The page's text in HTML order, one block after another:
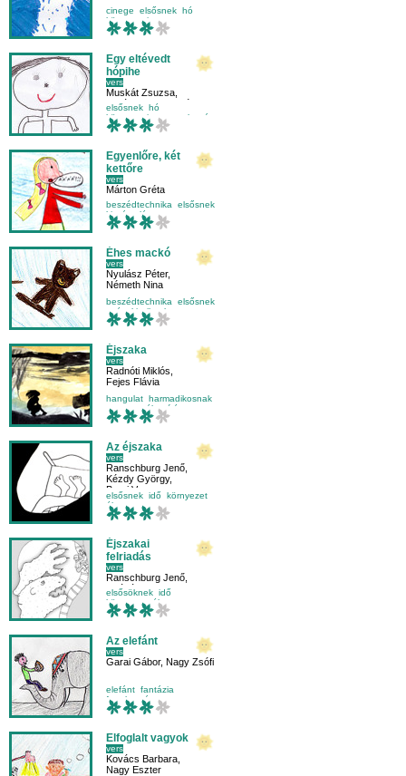
cinege elsősnek hó
környezetismeret
Egy eltévedt
hópihe
vers
Muskát Zsuzsa
Takács Luca
Pintér Alma
elsősnek hó
környezetismeret
olvasás
Egyenlőre, két
kettőre
vers
Márton Gréta
beszédtechnika
elsősnek
kiszámoló
mese-vers
Éhes mackó
vers
Nyulász Péter,
Németh Nina
beszédtechnika
elsősnek
evés kicsiknek
Éjszaka
vers
Radnóti Miklós
Fejes Flávia
hangulat harmadikosnak
megszemélyesítés
olvasás
Az éjszaka
vers
Ranschburg Jenő
Kézdy György,
Borsi Vera
elsősnek idő környezet
élet
Éjszakai
felriadás
vers
Ranschburg Jenő
Csákányi Eszter
Borsi Vera
elsősöknek idő
környezet
élet
Az elefánt
vers
Garai Gábor, Nagy Zsófi
elefánt fantázia
fogalmazás
harmadikosnak
Elfoglalt vagyok
vers
Kovács Barbara
Nagy Eszter